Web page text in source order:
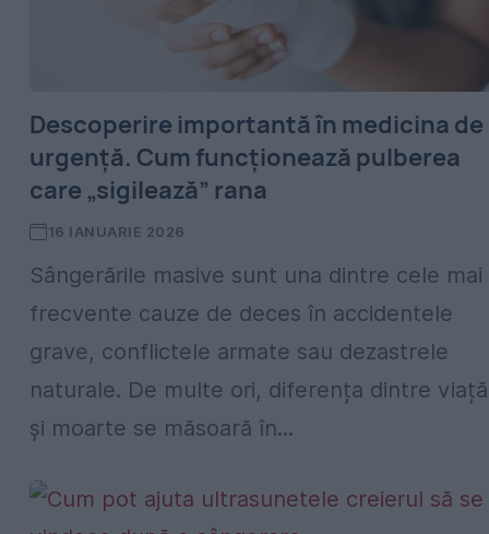
Descoperire importantă în medicina de
urgență. Cum funcționează pulberea
care „sigilează” rana
16 IANUARIE 2026
Sângerările masive sunt una dintre cele mai
frecvente cauze de deces în accidentele
grave, conflictele armate sau dezastrele
naturale. De multe ori, diferența dintre viață
și moarte se măsoară în...